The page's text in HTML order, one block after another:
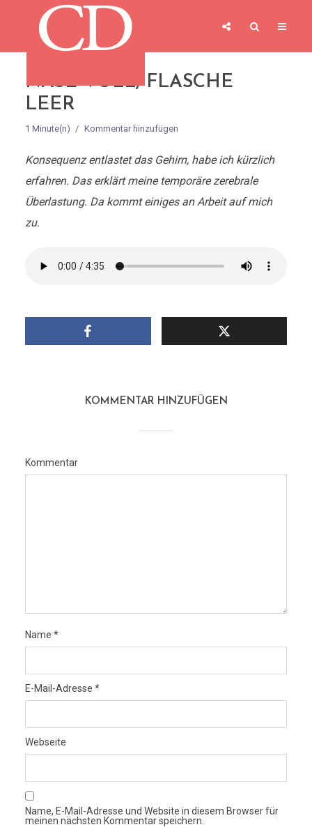
NASE VOLL, FLASCHE
LEER
1 Minute(n) Kommentar hinzufügen
Konsequenz entlastet das Gehirn, habe ich kürzlich
erfahren. Das erklärt meine temporäre zerebrale
Überlastung. Da kommt einiges an Arbeit auf mich
zu.
KOMMENTAR HINZUFÜGEN
Kommentar
Name *
E-Mail-Adresse *
Webseite
Name, E-Mail-Adresse und Website in diesem Browser für
meinen nächsten Kommentar speichern.